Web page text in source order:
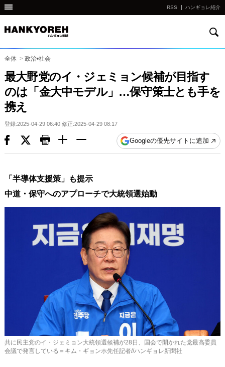
他
国
の
サ
イ
ト
の
リ
다
른
RSS ハンギョレ紹介
全体 > 政治•社会
最大野党のイ・ジェミョン候補が目指す
のは「金大中モデル」…保守策士とも手を
携え
登録:2025-04-29 06:40 修正:2025-04-29 08:17
Googleの優先サイトに追加
「半導体支援策」も提示
中道・保守へのアプローチで大統領選始動
共に民主党のイ・ジェミョン大統領選候補が28日、国会で開かれた党最高委員
会議で発言している＝キム・ギョンホ先任記者//ハンギョレ新聞社